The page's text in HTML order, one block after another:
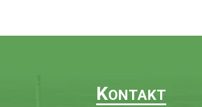
KONTAKT